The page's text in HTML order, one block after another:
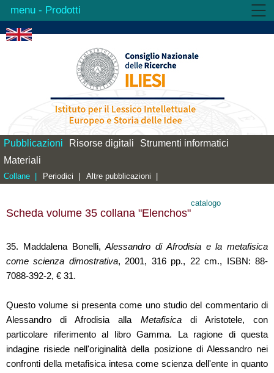
- Prodotti
Istituto
Attività
Pubblicazioni Risorse digitali
Strumenti informatici
Materiali
Collane | Periodici | Altre pubblicazioni |
Scheda volume 35 collana "Elenchos"
catalogo
35. Maddalena Bonelli,Alessandro di Afrodisia e la metafisica
come scienza dimostrativa, 2001, 316 pp., 22 cm., ISBN: 88-
7088-392-2, € 31.
Questo volume si presenta come uno studio del commentario di
Alessandro di Afrodisia alla Metafisicadi Aristotele, con
particolare riferimento al libro Gamma. La ragione di questa
indagine risiede nell'originalità della posizione di Alessandro nei
confronti della metafisica intesa come scienza dell'ente in quanto